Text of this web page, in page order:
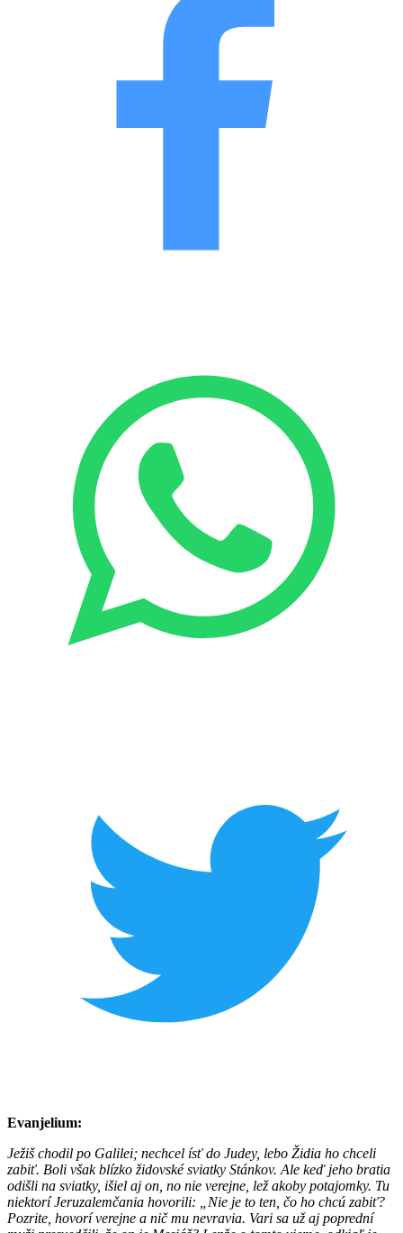
Evanjelium:
Ježiš chodil po Galilei; nechcel ísť do Judey, lebo Židia ho chceli
zabiť. Boli však blízko židovské sviatky Stánkov. Ale keď jeho bratia
odišli na sviatky, išiel aj on, no nie verejne, lež akoby potajomky. Tu
niektorí Jeruzalemčania hovorili: „Nie je to ten, čo ho chcú zabiť?
Pozrite, hovorí verejne a nič mu nevravia. Vari sa už aj poprední